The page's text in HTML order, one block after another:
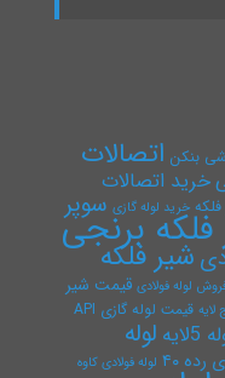
بنکن اتصالات
خرید اتصالات
خرید لوله گازی سوپر
برنجیشیر فلکه
لوله فولادی قیمت شیر
قیمت لوله گازی API
لوله
رده ۴۰ لوله فولادی کاوه